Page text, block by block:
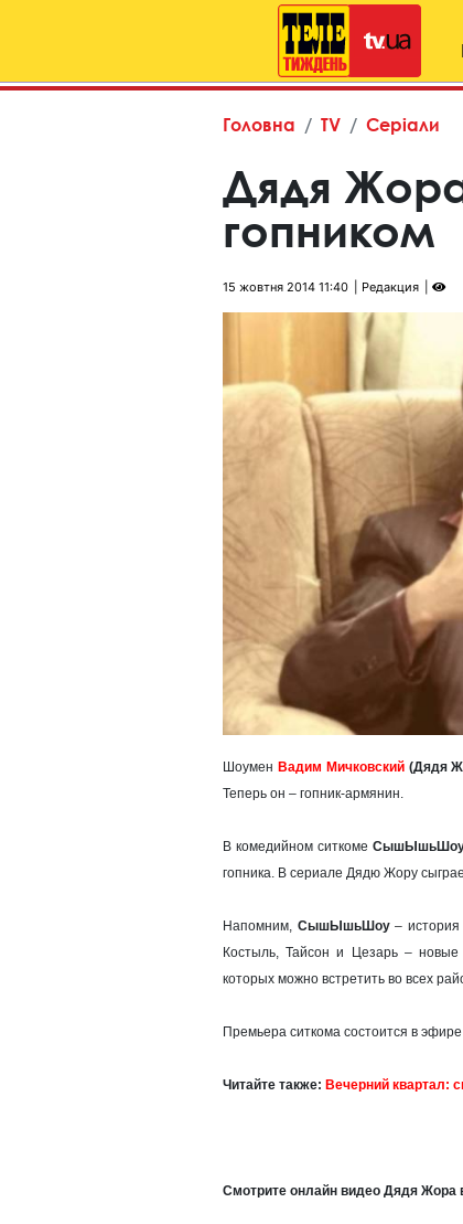
Головна TV Серіали
Дядя
гопником
15 жовтня 2014 11:40 Редакция
Шоумен Вадим Мичковский(Дядя
Теперь он – гопник-армянин.
В комедийном ситкоме
гопника. В сериале Дядю Жору
Напомним, СышЫшьШоу– история
Костыль, Тайсон и Цезарь – новые
которых можно встретить во всех
Премьера ситкома состоится в
Читайте также: Вечерний квартал:
Смотрите онлайн видео Дядя Жора